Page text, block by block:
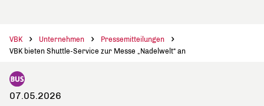
VBK Unternehmen
Pressemitteilungen
VBK bieten Shuttle-Service zur Messe „Nadelwelt“ an
07.05.2026